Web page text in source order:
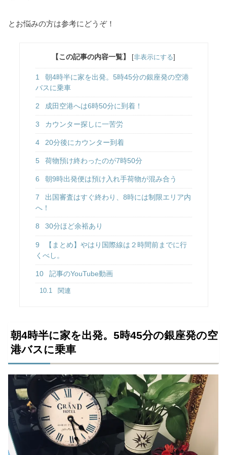
とお悩みの方は参考にどうぞ！
【この記事の内容一覧】 非表示にする
1
朝4時半に家を出発。5時45分の銀座発の空港
バスに乗車
2 成田空港へは6時50分に到着！
3 カウンター探しに一苦労
4 20分後にカウンター到着
5 荷物預け終わったのが7時50分
6 朝9時出発便は預け入れ手荷物が混み合う
7
出国審査はすぐ終わり、8時には制限エリア内
へ！
8 30分ほど余裕あり
9
【まとめ】やはり国際線は２時間前までに行
くべし。
10 記事のYouTube動画
10.1 関連
朝4時半に家を出発。5時45分の銀座発の空
港バスに乗車